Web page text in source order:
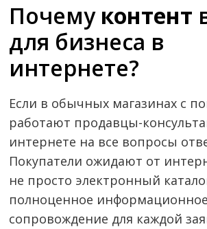
Почему контент
для бизнеса в
интернете?
Если в обычных магазинах с
работают продавцы-
интернете на все вопросы
Покупатели ожидают от
не просто электронный
полноценное информационное
сопровождение для каждой